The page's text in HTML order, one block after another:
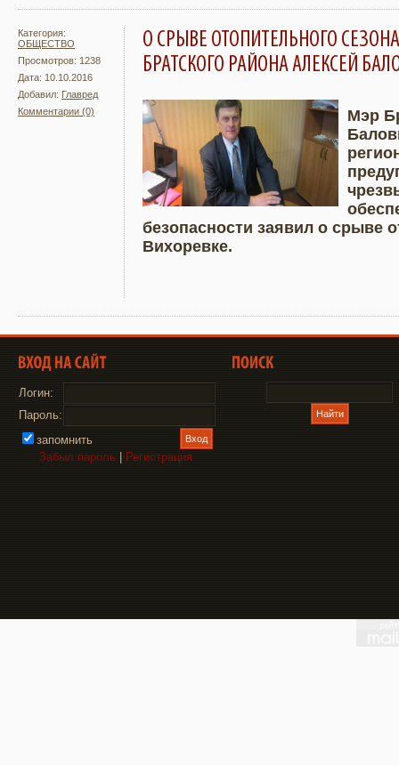
Категория:
ОБЩЕСТВО
Просмотров: 1238
Дата: 10.10.2016
Добавил: Главред
Комментарии (0)
О СРЫВЕ ОТОПИТЕЛЬНОГО
БРАТСКОГО РАЙОНА АЛЕКСЕЙ
Подробнее
Мэр
безопасности заявил о срыве
Вихоревке.
Логин:
Пароль:
запомнить
Забыл пароль
Регистрация